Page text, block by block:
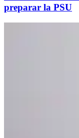
preparar la PSU